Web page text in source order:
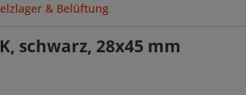
& Belüftung
schwarz, 28x45 mm